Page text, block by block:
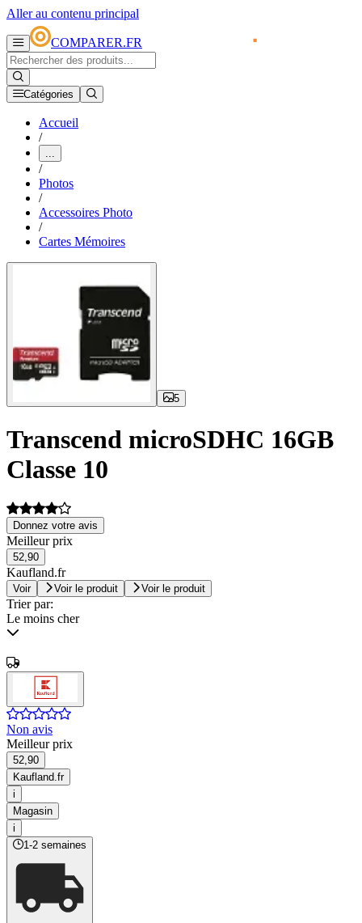
Aller au contenu principal
COMPARER.FR
Catégories
Accueil
/
...
/
Photos
/
Accessoires Photo
/
Cartes Mémoires
5
Transcend microSDHC 16GB
Classe 10
Donnez votre avis
Meilleur prix
52,90
Kaufland.fr
Voir Voir le produit Voir le produit
Trier par:
Le moins cher
Non avis
Meilleur prix
52,90
Kaufland.fr
i
Magasin
i
1-2 semaines